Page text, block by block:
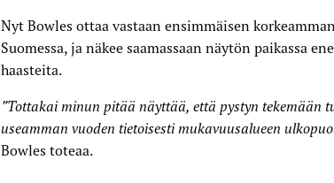
Nyt Bowles ottaa vastaan ensimmäisen
Suomessa, ja näkee saamassaan näytön paikassa
haasteita.
”Tottakai minun pitää näyttää, että pystyn tekemään
useamman vuoden tietoisesti mukavuusalueen
Bowles toteaa.